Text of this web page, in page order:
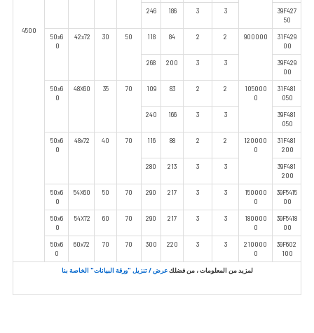
4500
39F427
50
3
3
186
246
31F429
00
900000
2
2
84
118
50
30
42x72
50x6
0
39F429
00
3
3
200
268
31F481
050
105000
0
2
2
83
109
70
35
48X60
50x6
0
39F481
050
3
3
166
240
31F481
200
120000
0
2
2
88
116
70
40
48x72
50x6
0
39F481
200
3
3
213
280
39F5415
00
150000
0
3
3
217
290
70
50
54X60
50x6
0
39F5418
00
180000
0
3
3
217
290
70
60
54X72
50x6
0
39F602
100
210000
0
3
3
220
300
70
70
60x72
50x6
0
لمزيد من المعلومات ، من فضلكعرض / تنزيل "ورقة البيانات" الخاصة بنا